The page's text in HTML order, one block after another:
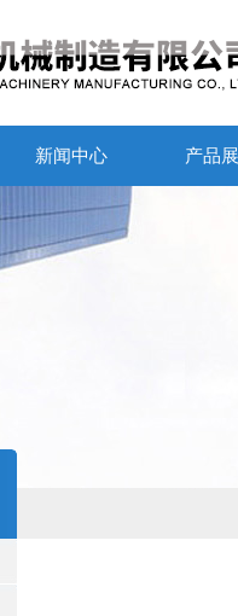
新闻中心 产品